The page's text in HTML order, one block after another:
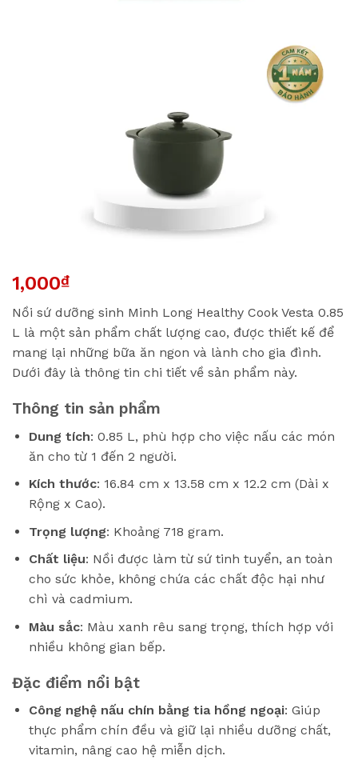
1,000₫
Nồi sứ dưỡng sinh Minh Long Healthy Cook Vesta 0.85
L là một sản phẩm chất lượng cao, được thiết kế để
mang lại những bữa ăn ngon và lành cho gia đình.
Dưới đây là thông tin chi tiết về sản phẩm này.
Thông tin sản phẩm
Dung tích: 0.85 L, phù hợp cho việc nấu các món
ăn cho từ 1 đến 2 người.
Kích thước: 16.84 cm x 13.58 cm x 12.2 cm (Dài x
Rộng x Cao).
Trọng lượng: Khoảng 718 gram.
Chất liệu: Nồi được làm từ sứ tinh tuyển, an toàn
cho sức khỏe, không chứa các chất độc hại như
chì và cadmium.
Màu sắc: Màu xanh rêu sang trọng, thích hợp với
nhiều không gian bếp.
Đặc điểm nổi bật
Công nghệ nấu chín bằng tia hồng ngoại: Giúp
thực phẩm chín đều và giữ lại nhiều dưỡng chất,
vitamin, nâng cao hệ miễn dịch.